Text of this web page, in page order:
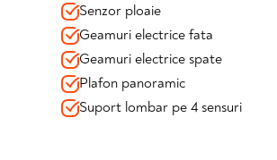
✔️DAB tuner, Bluetooth/Wi‑Fi,
✔️Moduri de condus + Performance
✔️Faruri FULL LED
✔️Conectare telefon prin Bluetooth
✔️Incarcare telefon prin inductie
✔️Senzori de ploaie si lumini
Senzor ploaie
Geamuri electrice fata
Geamuri electrice spate
Plafon panoramic
Suport lombar pe 4 sensuri